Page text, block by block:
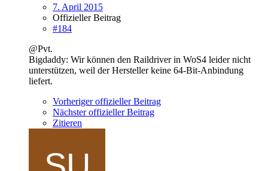
7. April 2015
Offizieller Beitrag
#184
@Pvt.
Bigdaddy: Wir können den Raildriver in WoS4 leider nicht
unterstützen, weil der Hersteller keine 64-Bit-Anbindung
liefert.
Vorheriger offizieller Beitrag
Nächster offizieller Beitrag
Zitieren